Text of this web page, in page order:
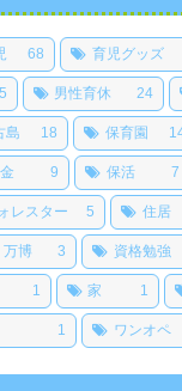
68 育児グッズ
男性育休 24
島 18 保育園
9 保活 7
レスター 5 住居
万博 3 資格勉強
1 家 1
1 ワンオペ